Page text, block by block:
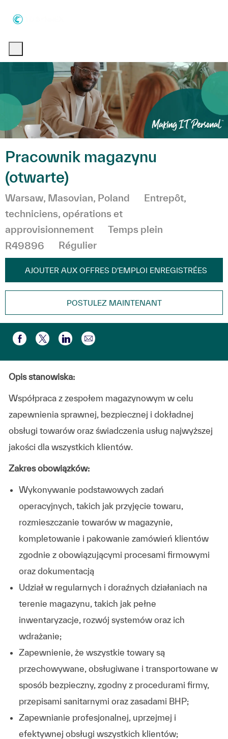
Pracownik magazynu
(otwarte)
Emplacement
Warsaw, Masovian, Poland Catégorie
Entrepôt,
techniciens, opérations et
approvisionnement
Temps plein
R49896
Régulier
AJOUTER AUX OFFRES D’EMPLOI ENREGISTRÉES
POSTULEZ MAINTENANT
Partager via Facebook
Partager via twitter
Partager via LinkedIn
Partager par e-mail
Opis stanowiska:
Współpraca z zespołem magazynowym w celu
zapewnienia sprawnej, bezpiecznej i dokładnej
obsługi towarów oraz świadczenia usług najwyższej
jakości dla wszystkich klientów.
Zakres obowiązków:
Wykonywanie podstawowych zadań
operacyjnych, takich jak przyjęcie towaru,
rozmieszczanie towarów w magazynie,
kompletowanie i pakowanie zamówień klientów
zgodnie z obowiązującymi procesami firmowymi
oraz dokumentacją
Udział w regularnych i doraźnych działaniach na
terenie magazynu, takich jak pełne
inwentaryzacje, rozwój systemów oraz ich
wdrażanie;
Zapewnienie, że wszystkie towary są
przechowywane, obsługiwane i transportowane w
sposób bezpieczny, zgodny z procedurami firmy,
przepisami sanitarnymi oraz zasadami BHP;
Zapewnianie profesjonalnej, uprzejmej i
efektywnej obsługi wszystkich klientów;